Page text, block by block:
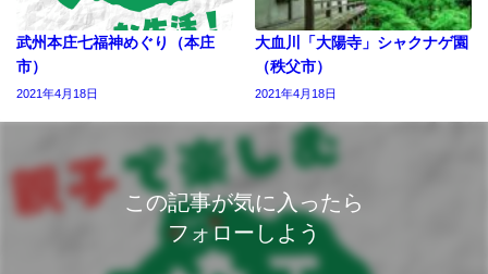
武州本庄七福神めぐり（本庄
市）
2021年4月18日
大血川「大陽寺」シャクナゲ園
（秩父市）
2021年4月18日
この記事が気に入ったら
フォローしよう